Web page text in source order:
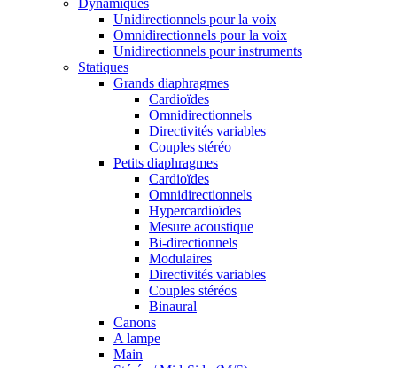
Dynamiques
Unidirectionnels pour la voix
Omnidirectionnels pour la voix
Unidirectionnels pour instruments
Statiques
Grands diaphragmes
Cardioïdes
Omnidirectionnels
Directivités variables
Couples stéréo
Petits diaphragmes
Cardioïdes
Omnidirectionnels
Hypercardioïdes
Mesure acoustique
Bi-directionnels
Modulaires
Directivités variables
Couples stéréos
Binaural
Canons
A lampe
Main